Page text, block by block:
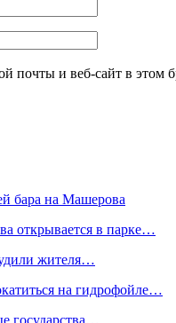
почты и веб-сайт в этом
бара на Машерова
открывается в парке…
жителя…
на гидрофойле…
государства…